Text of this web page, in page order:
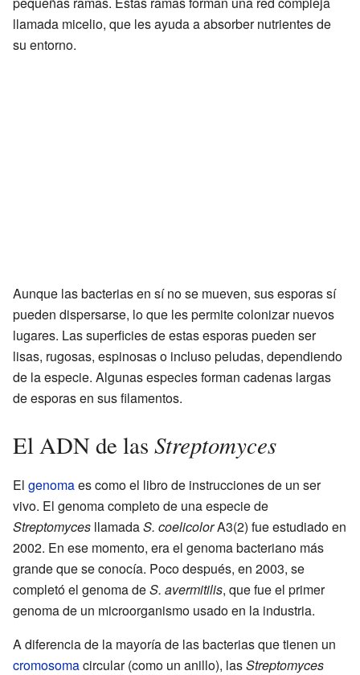
llamada micelio, que les ayuda a absorber nutrientes de
su entorno.
Aunque las bacterias en sí no se mueven, sus esporas sí
pueden dispersarse, lo que les permite colonizar nuevos
lugares. Las superficies de estas esporas pueden ser
lisas, rugosas, espinosas o incluso peludas, dependiendo
de la especie. Algunas especies forman cadenas largas
de esporas en sus filamentos.
El ADN de las Streptomyces
El genomaes como el libro de instrucciones de un ser
vivo. El genoma completo de una especie de
Streptomyces llamadaS. coelicolorA3(2) fue estudiado en
2002. En ese momento, era el genoma bacteriano más
grande que se conocía. Poco después, en 2003, se
completó el genoma deS. avermitilis, que fue el primer
genoma de un microorganismo usado en la industria.
A diferencia de la mayoría de las bacterias que tienen un
cromosomacircular (como un anillo), lasStreptomyces